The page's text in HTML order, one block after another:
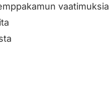
vaatimuksia